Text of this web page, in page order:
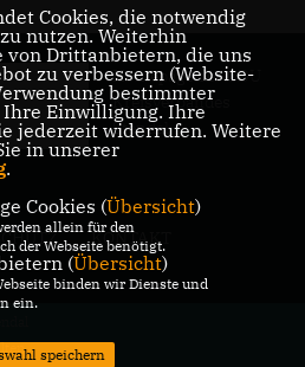
Homepage des CDU
Kreisverbandes
Stendal
KONTAKT
Cookies, die notwendig
nutzen. Weiterhin
von Drittanbietern, die uns
zu verbessern (Website-
bestimmter
Einwilligung. Ihre
jederzeit widerrufen. Weitere
in unserer
.
Cookies (Übersicht)
allein für den
der Webseite benötigt.
(Übersicht)
binden wir Dienste und
ein.
speichern